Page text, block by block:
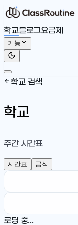
학교블로그요금제
기능
학교 검색
학교
주간 시간표
시간표 급식
로딩 중...